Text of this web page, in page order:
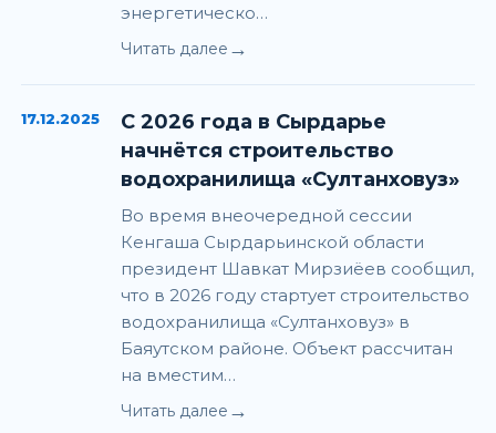
энергетическо…
Читать далее →
17.12.2025
С 2026 года в Сырдарье
начнётся строительство
водохранилища «Султанховуз»
Во время внеочередной сессии
Кенгаша Сырдарьинской области
президент Шавкат Мирзиёев сообщил,
что в 2026 году стартует строительство
водохранилища «Султанховуз» в
Баяутском районе. Объект рассчитан
на вместим…
Читать далее →